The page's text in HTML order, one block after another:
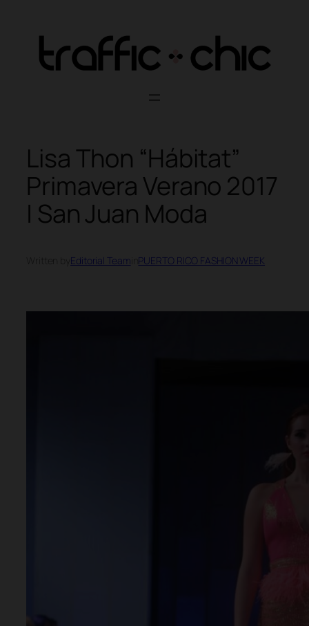
content
Lisa Thon “Hábitat”
Primavera Verano 2017
| San Juan Moda
Editorial Team PUERTO RICO FASHION WEEK